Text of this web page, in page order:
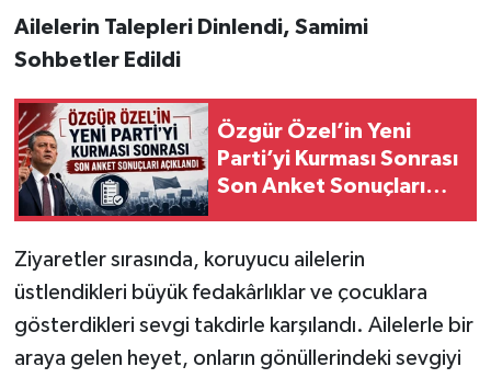
Ailelerin Talepleri Dinlendi, Samimi
Sohbetler Edildi
Özgür Özel’in Yeni
Parti’yi Kurması Sonrası
Son Anket Sonuçları
Ziyaretler sırasında, koruyucu ailelerin
üstlendikleri büyük fedakârlıklar ve çocuklara
gösterdikleri sevgi takdirle karşılandı. Ailelerle bir
araya gelen heyet, onların gönüllerindeki sevgiyi